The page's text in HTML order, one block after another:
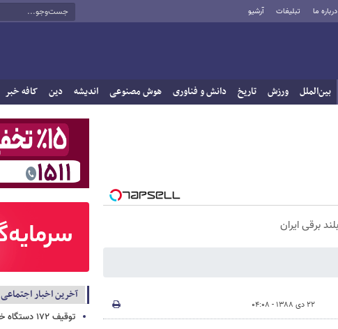
درباره ما تبلیغات آرشیو
بین‌الملل ورزش تاریخ دانش و فناوری هوش مصنوعی اندیشه دین کافه خبر
۲۲ دی ۱۳۸۸ - ۰۴:۰۸
آخرین اخبار اجتماعی
توقیف ۱۷۲ دستگاه خودروی لوکس و آپارتمان